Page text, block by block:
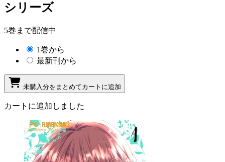
シリーズ
5巻まで配信中
1巻から
最新刊から
未購入分をまとめてカートに追加
カートに追加しました